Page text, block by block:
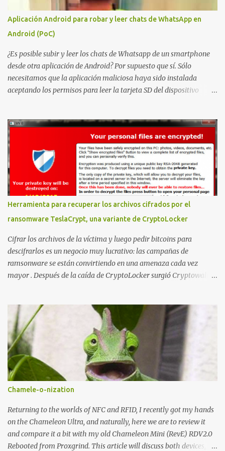
puntuación CVSS 8.8 y ya dispone de un Proof of Concept público.
Lo interesante de Certighost no es únicamente la vulnerabilidad,
sino el objetivo final. Mientras muchos ataques contra AD CS
buscan obtener un certificado válido para ...
Aplicación Android para robar y leer chats de WhatsApp en
Android (PoC)
¿Es posible subir y leer los chats de Whatsapp de un smartphone
desde otra aplicación de Android? Por supuesto que sí. Sólo
necesitamos que la aplicación maliciosa haya sido instalada
aceptando los permisos para leer la tarjeta SD del dispositivo
montar nuestro propio Whatsapp Stealer y ahora Bas Bosschert
ha publicado una PoC con unas pocas modificaciones. Para
empezar con la prueba de concepto ( y ojo que digo PoC que nos
conocemos ;) ) tenemos que publicar en nuestro webserver un php
para subir las bases de datos de Whatsapp: <?php // Upload script
to upload Whatsapp database // This script is for testing purposes
only. $uploaddir = "/tmp/whatsapp/"; if ($_FILES["file"]["error"]
> 0) { echo "Error: " . $_FILES["file"]["error"] . "<br>"; } else {
echo "Upload: " ....
Herramienta para recuperar los archivos cifrados por el
ransomware TeslaCrypt, una variante de CryptoLocker
Cifrar los archivos de la víctima y luego pedir bitcoins para
descifrarlos es un negocio muy lucrativo: las campañas de
ramsonware se están convirtiendo en una amenaza cada vez
mayor . Después de la caída de CryptoLocker surgió Cryptowall,
numerosas. Una de las últimas variantes se llama TeslaCrypt y
parece ser un derivado del ransomware CryptoLocker original .
Este ransomware está dirigido específicamente a gamers y,
aunque dice estar usando RSA-2048 asimétrico para cifrar
archivos, realmente está usando AES simétrico , lo que ha
permitido a Talos Group ( Talos Security Intelligence & Research
Group ) desarrollar una herramienta que descifra los archivos...
2015 . Ambas muestras implementaban los siguientes algoritmos
de hash: - SHA1 - SHA256 - RIPEMD160 - BASE58 - BASE64
Chamele-o-nization
Returning to the worlds of NFC and RFID, I recently got my hands
on the Chameleon Ultra, and naturally, here we are to review it
and compare it a bit with my old Chameleon Mini (RevE) RDV2.0
Rebooted from Proxgrind. This article will discuss both devices,